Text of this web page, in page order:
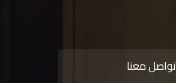
تواصل معنا